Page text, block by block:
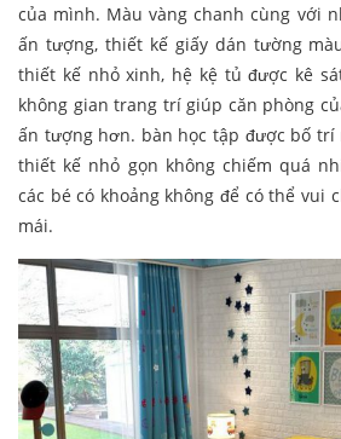
của mình. Màu vàng chanh cùng với
ấn tượng, thiết kế giấy dán tường
thiết kế nhỏ xinh, hệ kệ tủ được kê
không gian trang trí giúp căn phòng
ấn tượng hơn. bàn học tập được bố trí
thiết kế nhỏ gọn không chiếm quá
các bé có khoảng không để có thể vui
mái.